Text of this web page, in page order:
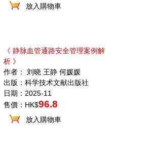
放入購物車
《 静脉血管通路安全管理案例解
析 》
作者： 刘晓 王静 何媛媛
出版：科学技术文献出版社
日期：2025-11
售價：HK$96.8
放入購物車